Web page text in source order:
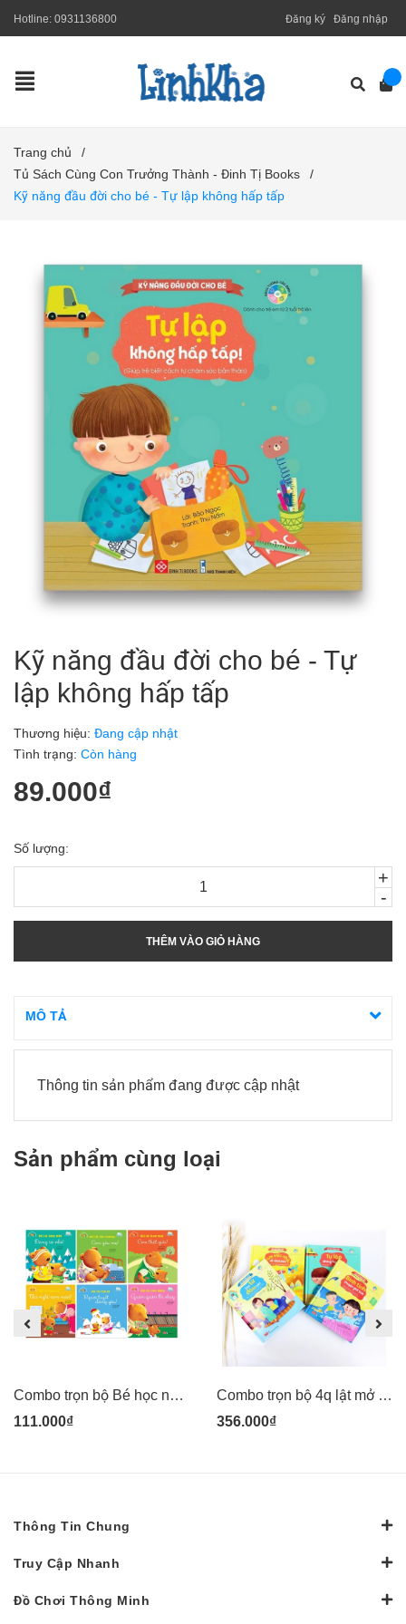
Hotline: 0931136800 Đăng ký Đăng nhập
Trang chủ
/
Tủ Sách Cùng Con Trưởng Thành - Đinh Tị Books
/
Kỹ năng đầu đời cho bé - Tự lập không hấp tấp
Kỹ năng đầu đời cho bé - Tự
lập không hấp tấp
Thương hiệu: Đang cập nhật
Tình trạng: Còn hàng
89.000₫
Số lượng:
-
+
THÊM VÀO GIỎ HÀNG
MÔ TẢ
Thông tin sản phẩm đang được cập nhật
Sản phẩm cùng loại
Combo trọn bộ Bé học nói lời hay
111.000₫
Combo trọn bộ 4q lật mở cùng con
356.000₫
Thông Tin Chung
Truy Cập Nhanh
Đồ Chơi Thông Minh